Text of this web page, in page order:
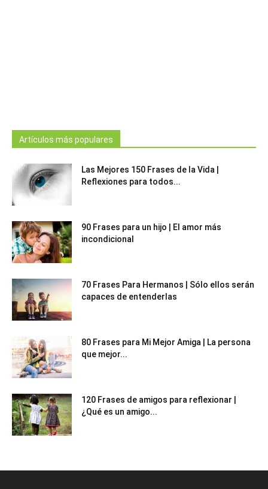
Artículos más populares
Las Mejores 150 Frases de la Vida |
Reflexiones para todos...
90 Frases para un hijo | El amor más
incondicional
70 Frases Para Hermanos | Sólo ellos serán
capaces de entenderlas
80 Frases para Mi Mejor Amiga | La persona
que mejor...
120 Frases de amigos para reflexionar |
¿Qué es un amigo...